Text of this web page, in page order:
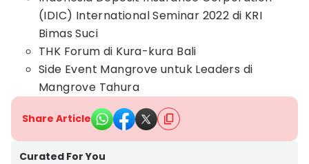
(IDIC) International Seminar 2022 di KRI
Bimas Suci
THK Forum di Kura-kura Bali
Side Event Mangrove untuk Leaders di
Mangrove Tahura
Share Article
Curated For You